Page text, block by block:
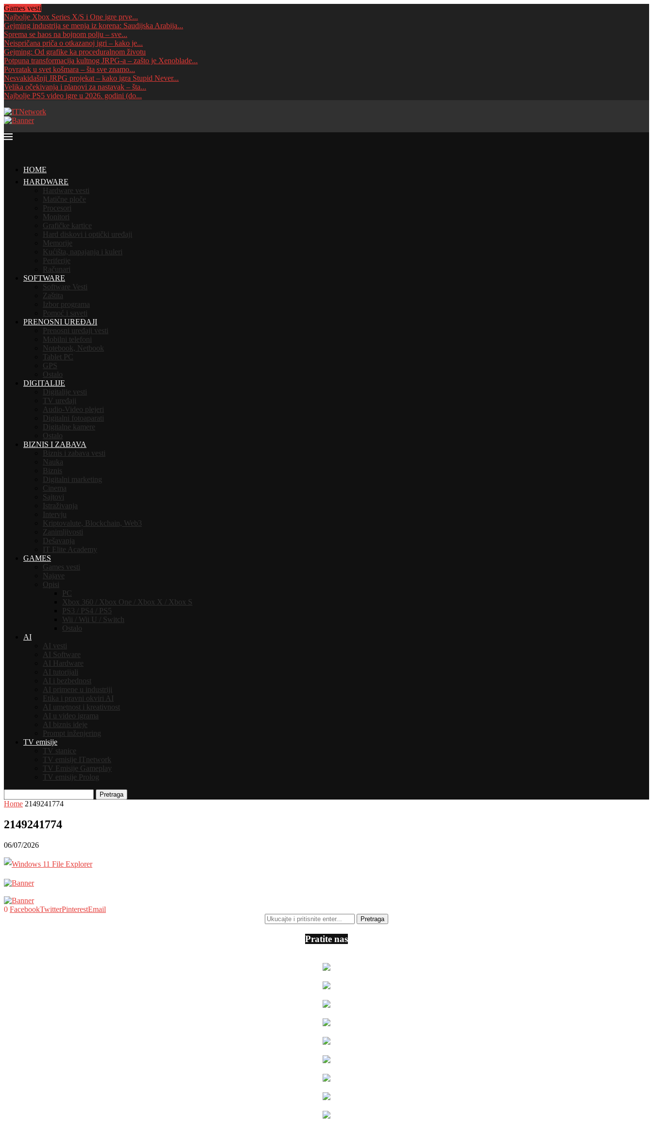
Games vesti
Najbolje Xbox Series X/S i One igre prve...
Gejming industrija se menja iz korena: Saudijska Arabija...
Sprema se haos na bojnom polju – sve...
Neispričana priča o otkazanoj igri – kako je...
Gejming: Od grafike ka proceduralnom životu
Potpuna transformacija kultnog JRPG-a – zašto je Xenoblade...
Povratak u svet košmara – šta sve znamo...
Nesvakidašnji JRPG projekat – kako igra Stupid Never...
Velika očekivanja i planovi za nastavak – šta...
Najbolje PS5 video igre u 2026. godini (do...
HOME
HARDWARE
Hardware vesti
Matične ploče
Procesori
Monitori
Grafičke kartice
Hard diskovi i optički uređaji
Memorije
Kućišta, napajanja i kuleri
Periferije
Računari
SOFTWARE
Software Vesti
Zaštita
Izbor programa
Pomoć i saveti
PRENOSNI UREĐAJI
Prenosni uređaji vesti
Mobilni telefoni
Notebook, Netbook
Tablet PC
GPS
Ostalo
DIGITALIJE
Digitalije vesti
TV uređaji
Audio-Video plejeri
Digitalni fotoaparati
Digitalne kamere
Ostalo
BIZNIS I ZABAVA
Biznis i zabava vesti
Nauka
Biznis
Digitalni marketing
Cinema
Sajtovi
Istraživanja
Intervju
Kriptovalute, Blockchain, Web3
Zanimljivosti
Dešavanja
IT Elite Academy
GAMES
Games vesti
Najave
Opisi
PC
Xbox 360 / Xbox One / Xbox X / Xbox S
PS3 / PS4 / PS5
Wii / Wii U / Switch
Ostalo
AI
AI vesti
AI Software
AI Hardware
AI tutorijali
AI i bezbednost
AI primene u industriji
Etika i pravni okviri AI
AI umetnost i kreativnost
AI u video igrama
AI biznis ideje
Prompt inženjering
TV emisije
TV stanice
TV emisije ITnetwork
TV Emisije Gameplay
TV emisije Prolog
Pretraga
Home 2149241774
2149241774
06/07/2026
0 FacebookTwitterPinterestEmail
Pratite nas